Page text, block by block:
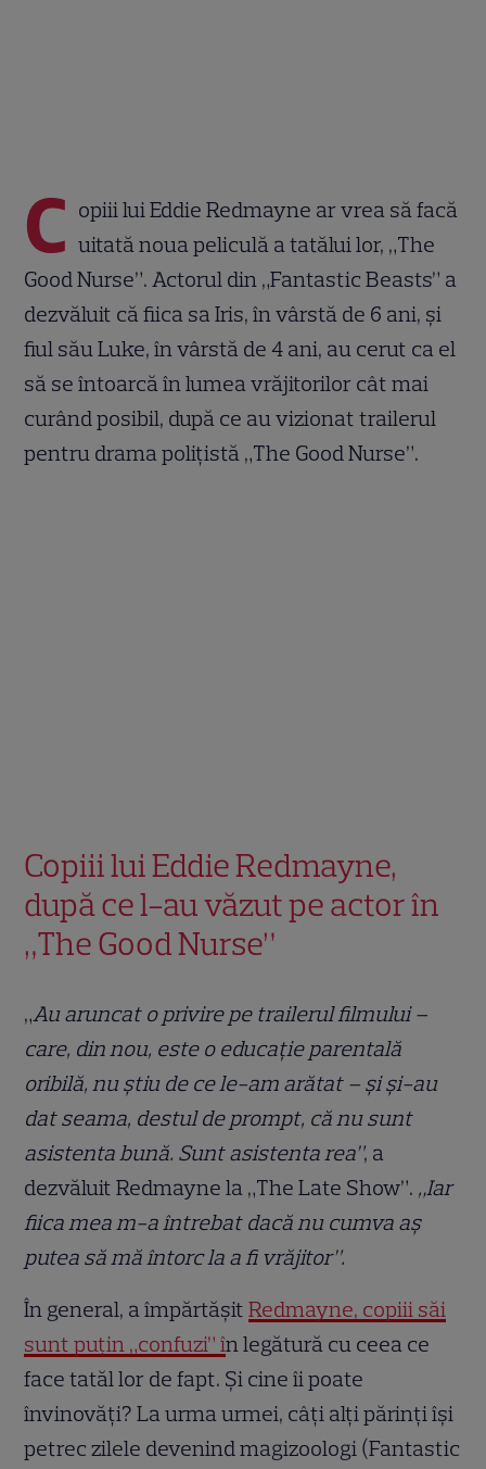
C opiii lui Eddie Redmayne ar vrea să facă
uitată noua peliculă a tatălui lor, „The
Good Nurse”. Actorul din „Fantastic Beasts” a
dezvăluit că fiica sa Iris, în vârstă de 6 ani, și
fiul său Luke, în vârstă de 4 ani, au cerut ca el
să se întoarcă în lumea vrăjitorilor cât mai
curând posibil, după ce au vizionat trailerul
pentru drama polițistă „The Good Nurse”.
Copiii lui Eddie Redmayne,
după ce l-au văzut pe actor în
„The Good Nurse”
„Au aruncat o privire pe trailerul filmului –
care, din nou, este o educație parentală
oribilă, nu știu de ce le-am arătat – și și-au
dat seama, destul de prompt, că nu sunt
asistenta bună. Sunt asistenta rea”, a
dezvăluit Redmayne la „The Late Show”. „Iar
fiica mea m-a întrebat dacă nu cumva aș
putea să mă întorc la a fi vrăjitor”.
În general, a împărtășitRedmayne, copiii săi
sunt puțin „confuzi” în legătură cu ceea ce
face tatăl lor de fapt. Și cine îi poate
învinovăți? La urma urmei, câți alți părinți își
petrec zilele devenind magizoologi (Fantastic